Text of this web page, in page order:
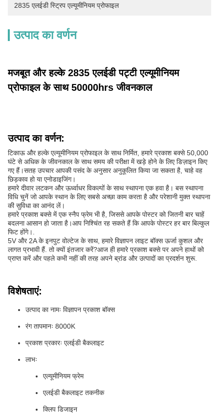
2835 एलईडी स्ट्रिप एल्यूमीनियम प्रोफाइल
उत्पाद का वर्णन
मजबूत और हल्के 2835 एलईडी पट्टी एल्यूमीनियम
प्रोफाइल के साथ 50000hrs जीवनकाल
उत्पाद का वर्णन:
टिकाऊ और हल्के एल्यूमीनियम प्रोफाइल के साथ निर्मित, हमारे प्रकाश बक्से 50,000
घंटे से अधिक के जीवनकाल के साथ समय की परीक्षा में खड़े होने के लिए डिज़ाइन किए
गए हैं।सतह उपचार आपकी पसंद के अनुसार अनुकूलित किया जा सकता है, चाहे वह
छिड़काव हो या एनोडाइजिंग।
हमारे दीवार लटकन और ऊर्ध्वाधर विकल्पों के साथ स्थापना एक हवा है। बस स्थापना
विधि चुनें जो आपके स्थान के लिए सबसे अच्छा काम करता है और परेशानी मुक्त स्थापना
की सुविधा का आनंद लें।
हमारे प्रकाश बक्से में एक स्नैप फ्रेम भी है, जिससे आपके पोस्टर को जितनी बार चाहें
बदलना आसान हो जाता है।आप निश्चिंत रह सकते हैं कि आपके पोस्टर हर बार बिल्कुल
फिट होंगे।.
5V और 2A के इनपुट वोल्टेज के साथ, हमारे विज्ञापन लाइट बॉक्स ऊर्जा कुशल और
लागत प्रभावी हैं. तो क्यों इंतजार करें?आज ही हमारे प्रकाश बक्से पर अपने हाथों को
प्राप्त करें और पहले कभी नहीं की तरह अपने ब्रांड और उत्पादों का प्रदर्शन शुरू.
विशेषताएं:
उत्पाद का नामः विज्ञापन प्रकाश बॉक्स
रंग तापमानः 8000K
प्रकाश प्रकारः एलईडी बैकलाइट
लाभः
एल्यूमीनियम फ्रेम
एलईडी बैकलाइट तकनीक
क्लिप डिजाइन